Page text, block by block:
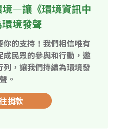
—讓《環境資訊中
境發聲
你的支持！我們相信唯有
民眾的參與和行動，邀
，讓我們持續為環境發
聲。
捐款